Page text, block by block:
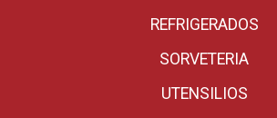
REFRIGERADOS
SORVETERIA
UTENSILIOS